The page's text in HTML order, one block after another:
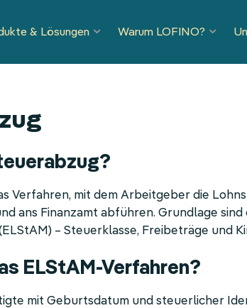
& Lösungen Warum LOFINO?
Verfahren, mit dem Arbeitgeber die
ans Finanzamt abführen. Grundlage
– Steuerklasse, Freibeträge und
ELStAM-Verfahren?
mit Geburtsdatum und steuerlicher